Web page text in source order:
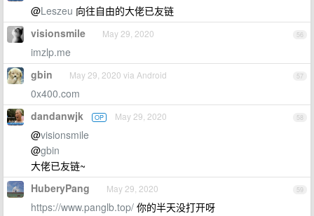
@Leszeu 向往自由的大佬已友链
56
visionsmile May 29, 2020
imzlp.me
57
gbin May 29, 2020 via Android
0x400.com
58
dandanwjk OP May 29, 2020
@visionsmile
@gbin
大佬已友链~
59
HuberyPang May 29, 2020
https://www.panglb.top/ 你的半天没打开呀